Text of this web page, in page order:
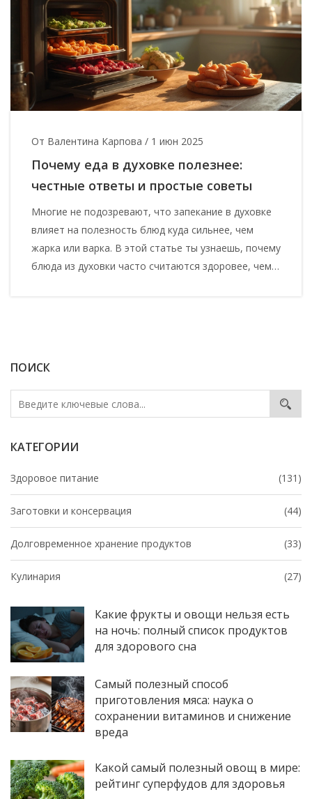
ПОИСК
КАТЕГОРИИ
Здоровое питание (131)
Заготовки и консервация (44)
Долговременное хранение продуктов (33)
Кулинария (27)
Какие фрукты и овощи нельзя есть
на ночь: полный список продуктов
для здорового сна
Самый полезный способ
приготовления мяса: наука о
сохранении витаминов и снижение
вреда
Какой самый полезный овощ в мире:
рейтинг суперфудов для здоровья
От Валентина Карпова / 1 июн 2025
Почему еда в духовке полезнее:
честные ответы и простые советы
Многие не подозревают, что запекание в духовке
влияет на полезность блюд куда сильнее, чем
жарка или варка. В этой статье ты узнаешь, почему
блюда из духовки часто считаются здоровее, чем
занятых найдутся решения на каждый день.